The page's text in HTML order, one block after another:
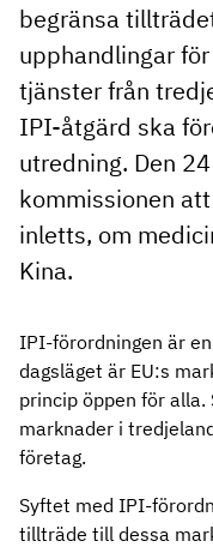
begränsa
upphandlingar
tjänster från
IPI-åtgärd ska
utredning. Den
kommissionen
inletts, om
Kina.
IPI-förordningen är
dagsläget är EU:s
princip öppen för
marknader i
företag.
Syftet med IPI-
tillträde till dessa